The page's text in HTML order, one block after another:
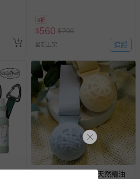
通知訂單取消事宜，並將提供適當補
8折
$560 $700
最新上架 追蹤
Parakito 法國帕洛 - 天然精油